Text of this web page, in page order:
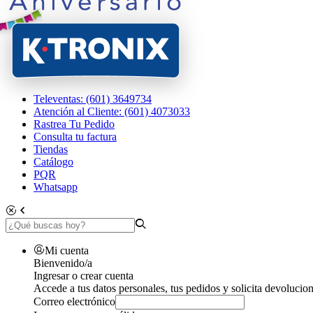
Televentas: (601) 3649734
Atención al Cliente: (601) 4073033
Rastrea Tu Pedido
Consulta tu factura
Tiendas
Catálogo
PQR
Whatsapp
Mi cuenta
Bienvenido/a
Ingresar o crear cuenta
Accede a tus datos personales, tus pedidos y solicita
Correo electrónico